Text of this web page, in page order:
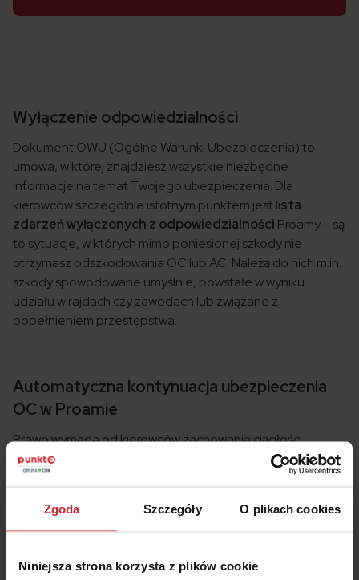
Zgoda Szczegóły O plikach cookies
Niniejsza strona korzysta z plików cookie
Wyłączenie odpowiedzialności
Dokument OWU (Ogólne Warunki Ubezpieczenia) to
umowa, w której znajdziesz wszystkie niezbędne
informacje na temat Twojego ubezpieczenia. Dla
kierowców szczególnie istotnym punktem jest lista
zdarzeń wyłączonych z odpowiedzialności Proamy – są
to sytuacje, w których mimo poniesionej szkody nie
otrzymasz odszkodowania OC lub AC. Należą do nich m.in.
szkody spowodowane umyślnie, powstałe w wyniku
udziału w rajdach czy zawodach lub związane z
popełnieniem przestępstwa.
Automatyczna kontynuacja ubezpieczenia
OC w Proamie
Prawo wymaga od kierowców zachowania ciągłości
ubezpieczenia OC, dlatego kiedy skończy Ci się umowa,
polisa zostaje automatycznie przedłużona. Oczywiście
zbliżającym się terminie wygaśnięcia umowynajpóźniej 14
dni przed tą datą
wartoporównać ceny ubezpieczeń OCjeszcze zanim